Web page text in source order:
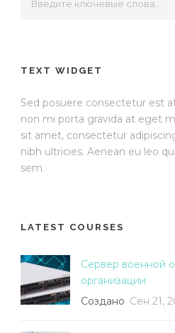
TEXT WIDGET
Sed posuere consectetur est
non mi porta gravida at eget
sit amet, consectetur
nibh ultricies. Aenean eu leo
sem.
LATEST COURSES
Сервер военной
организации
Создано Сен 21,